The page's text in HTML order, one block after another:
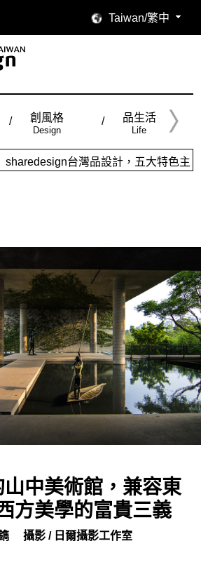
Taiwan/繁中
創風格
Design
品生活
Life
，五大特色主題，簡潔視覺配色，帶
中美術館，兼容東
方美學的富貴三義
攝影 / 日爾攝影工作室